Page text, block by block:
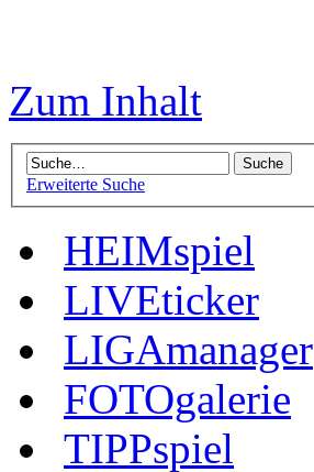
Zum Inhalt
Erweiterte Suche
HEIMspiel
LIVEticker
LIGAmanager
FOTOgalerie
TIPPspiel